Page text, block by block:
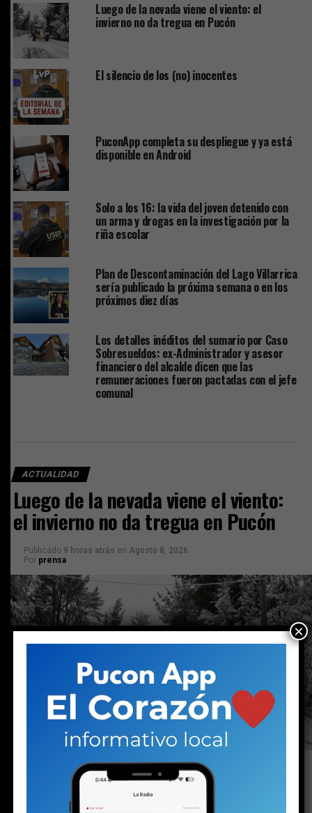
Luego de la nevada viene el viento: el
invierno no da tregua en Pucón
El silencio de los (no) inocentes
PuconApp completa su despliegue y ya está
disponible en Android
Solo a los 16: la vida del joven detenido con
un arma y drogas en la investigación por la
riña escolar
Plan de Descontaminación del Lago Villarrica
sería publicado la próxima semana o en los
próximos diez días
Los detalles inéditos del sumario por Caso
Sobresueldos: ex-Administrador y asesor
financiero del alcalde dicen que las
remuneraciones fueron pactadas con el jefe
comunal
ACTUALIDAD
Luego de la nevada viene el viento:
el invierno no da tregua en Pucón
Publicado 9 horas atrás en Agosto 8, 2026
Por prensa
×